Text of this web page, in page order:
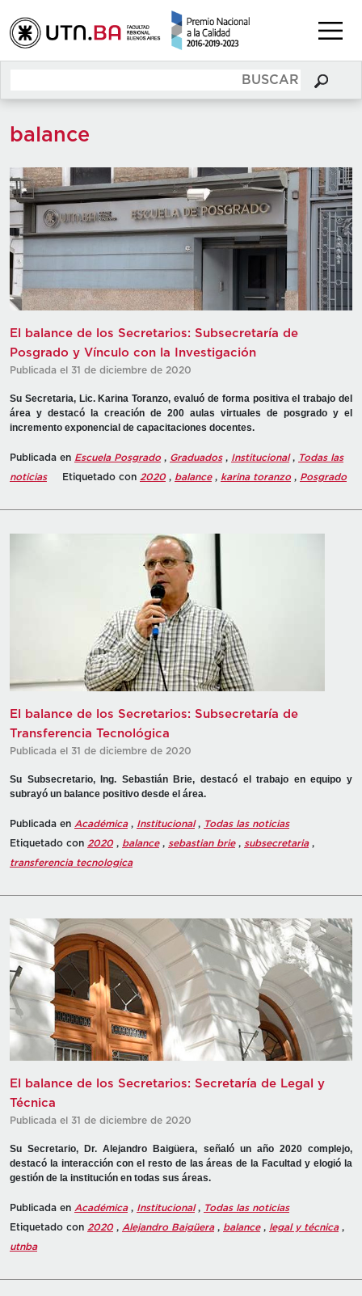
balance
El balance de los Secretarios: Subsecretaría de
Posgrado y Vínculo con la Investigación
Publicada el 31 de diciembre de 2020
Su Secretaria, Lic. Karina Toranzo, evaluó de forma positiva el trabajo del
área y destacó la creación de 200 aulas virtuales de posgrado y el
incremento exponencial de capacitaciones docentes.
Publicada en Escuela Posgrado, Graduados, Institucional, Todas las
noticias
Etiquetado con 2020, balance, karina toranzo, Posgrado
El balance de los Secretarios: Subsecretaría de
Transferencia Tecnológica
Publicada el 31 de diciembre de 2020
Su Subsecretario, Ing. Sebastián Brie, destacó el trabajo en equipo y
subrayó un balance positivo desde el área.
Publicada en Académica, Institucional, Todas las noticias
Etiquetado con 2020, balance, sebastian brie, subsecretaria,
transferencia tecnologica
El balance de los Secretarios: Secretaría de Legal y
Técnica
Publicada el 31 de diciembre de 2020
Su Secretario, Dr. Alejandro Baigüera, señaló un año 2020 complejo,
destacó la interacción con el resto de las áreas de la Facultad y elogió la
gestión de la institución en todas sus áreas.
Publicada en Académica, Institucional, Todas las noticias
Etiquetado con 2020, Alejandro Baigüera, balance, legal y técnica,
utnba